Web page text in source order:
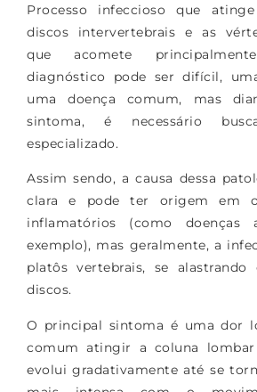
Processo infeccioso que
discos intervertebrais e as
que acomete
diagnóstico pode ser difícil,
uma doença comum, mas
sintoma, é necessário
especializado.
Assim sendo, a causa dessa
clara e pode ter origem em
inflamatórios (como doenças
exemplo), mas geralmente, a
platôs vertebrais, se alastrando
discos.
O principal sintoma é uma dor
comum atingir a coluna
evolui gradativamente até se